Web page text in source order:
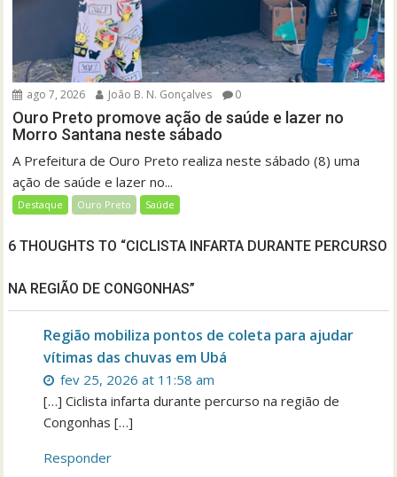
ago 7, 2026 João B. N. Gonçalves 0
Ouro Preto promove ação de saúde e lazer no
Morro Santana neste sábado
A Prefeitura de Ouro Preto realiza neste sábado (8) uma
ação de saúde e lazer no...
Destaque Ouro Preto Saúde
6 THOUGHTS TO “CICLISTA INFARTA DURANTE PERCURSO
NA REGIÃO DE CONGONHAS”
Região mobiliza pontos de coleta para ajudar
vítimas das chuvas em Ubá
fev 25, 2026 at 11:58 am
[…] Ciclista infarta durante percurso na região de
Congonhas […]
Responder